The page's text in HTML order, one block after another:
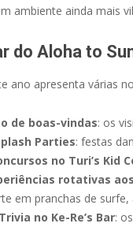
ambiente ainda mais
do Aloha to
ano apresenta várias
de boas-vindas: os
Parties: festas
no Turi’s Kid
rotativas
em pranchas de
no Ke-Re’s Bar: